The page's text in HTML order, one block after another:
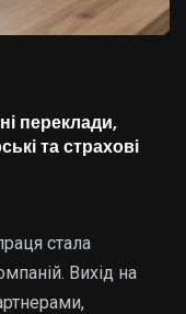
переклади,
та страхові
стала
Вихід на